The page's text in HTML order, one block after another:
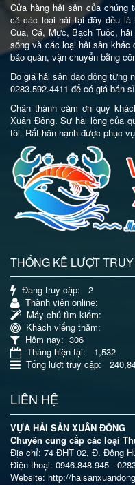
Cửa hàng hải sản của chúng
cả các loại hải tại đây đều là
Cua, Cá, Mực, Bạch Tuộc,
sống và các loại hải sản khác
bảo quản, vận chuyển bằng
Do giá hải sản dao động từng
0283.592.4411 để có giá bán
Chân thành cảm ơn quý
Xuân Đông. Sự hài lòng của
tôi. Rất hân hạnh được phục
THỐNG KÊ LƯỢT
Đang truy cập: 2
Thành viên online:
Máy chủ tìm kiếm:
Khách viếng thăm:
Hôm nay: 306
Tháng hiện tại: 1,532
Tổng lượt truy cập:
LIÊN HỆ
VỰA HẢI SẢN XUÂN ĐÔNG
Chuyên cung cấp các loại
Địa chỉ: 74 ĐHT 02, Đ. Đông
Điện thoại: 0946.848.945 -
Website: http://